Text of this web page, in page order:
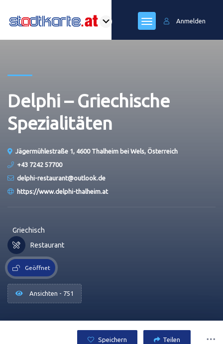
Anmelden
Delphi – Griechische
Spezialitäten
Jägermühlestraße 1, 4600 Thalheim bei Wels, Österreich
+43 7242 57700
delphi-restaurant@outlook.de
https://www.delphi-thalheim.at
Griechisch
Restaurant
Geöffnet
Ansichten - 751
Speichern Teilen